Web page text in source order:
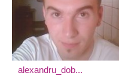
alexandru_dob...